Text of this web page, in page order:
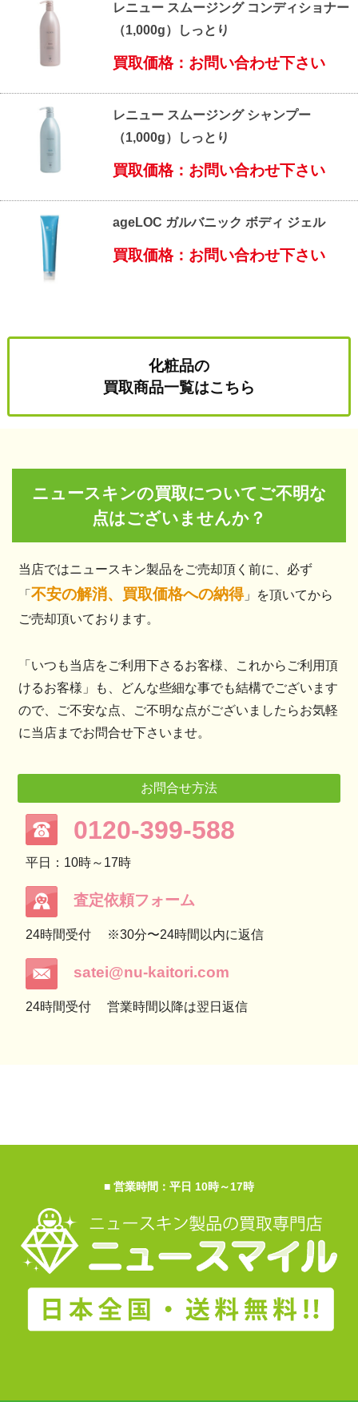
レニュー スムージング コンディショナー
（1,000g）しっとり
買取価格：お問い合わせ下さい
レニュー スムージング シャンプー
（1,000g）しっとり
買取価格：お問い合わせ下さい
ageLOC ガルバニック ボディ ジェル
買取価格：お問い合わせ下さい
化粧品の
買取商品一覧はこちら
ニュースキンの買取についてご不明な
点はございませんか？
当店ではニュースキン製品をご売却頂く前に、必ず
「不安の解消、買取価格への納得」を頂いてから
ご売却頂いております。
「いつも当店をご利用下さるお客様、これからご利用頂
けるお客様」も、どんな些細な事でも結構でございます
ので、ご不安な点、ご不明な点がございましたらお気軽
に当店までお問合せ下さいませ。
お問合せ方法
0120-399-588
平日：10時～17時
査定依頼フォーム
24時間受付 ※30分〜24時間以内に返信
satei@nu-kaitori.com
24時間受付 営業時間以降は翌日返信
■ 営業時間：平日 10時～17時